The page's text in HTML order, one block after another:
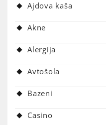
Ajdova kaša
Akne
Alergija
Avtošola
Bazeni
Casino